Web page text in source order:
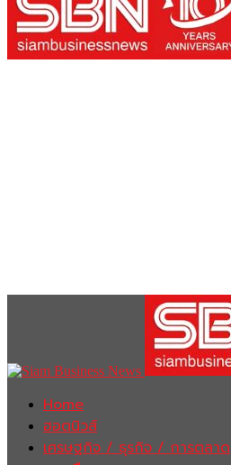
Home
ฮอตนิวส์
เศรษฐกิจ / ธุรกิจ / การตลาด